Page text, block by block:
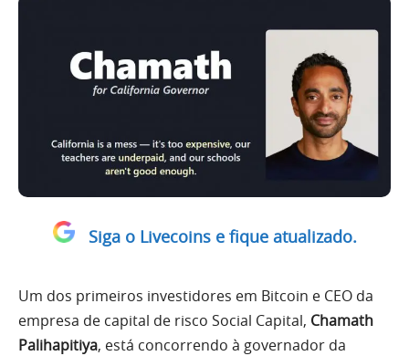
Siga o Livecoins e fique atualizado.
Um dos primeiros investidores em Bitcoin e CEO da
empresa de capital de risco Social Capital, Chamath
Palihapitiya, está concorrendo à governador da